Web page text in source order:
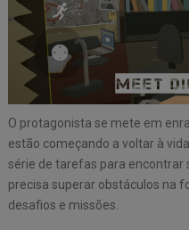
O protagonista se mete em
estão começando a voltar à
série de tarefas para encontrar
precisa superar obstáculos na
desafios e missões.